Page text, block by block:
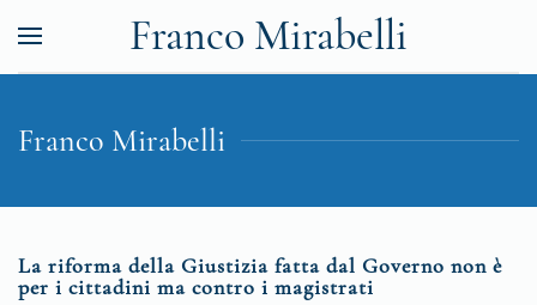
Franco Mirabelli
Franco Mirabelli
La riforma della Giustizia fatta dal Governo non è
per i cittadini ma contro i magistrati